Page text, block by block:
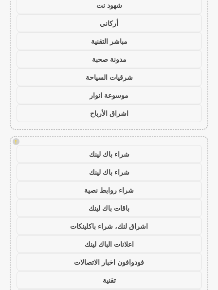
شهود نت
أركاني
مباشر التقنية
مدونة صحبة
شرقيات السياحة
موسوعة انوار
اشراق الأرباح
!
شراء باك لينك
شراء باك لينك
شراء روابط نصية
باقات باك لينك
اشراق لنك، شراء باكلينكات
اعلانات الباك لينك
فودوافون اخبار الاتصالات
تقنية